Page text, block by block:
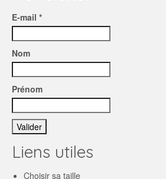
E-mail *
Nom
Prénom
Liens utiles
Choisir sa taille